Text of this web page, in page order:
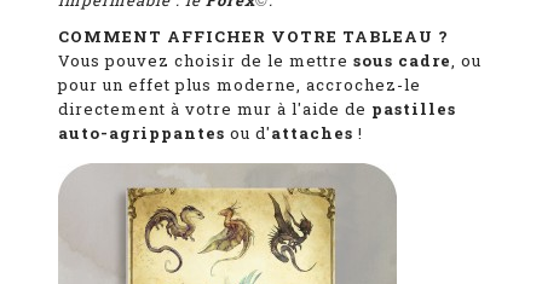
COMMENT AFFICHER VOTRE TABLEAU ?
Vous pouvez choisir de le mettre sous cadre, ou
pour un effet plus moderne, accrochez-le
directement à votre mur à l'aide de pastilles
auto-agrippantes ou d'attaches !